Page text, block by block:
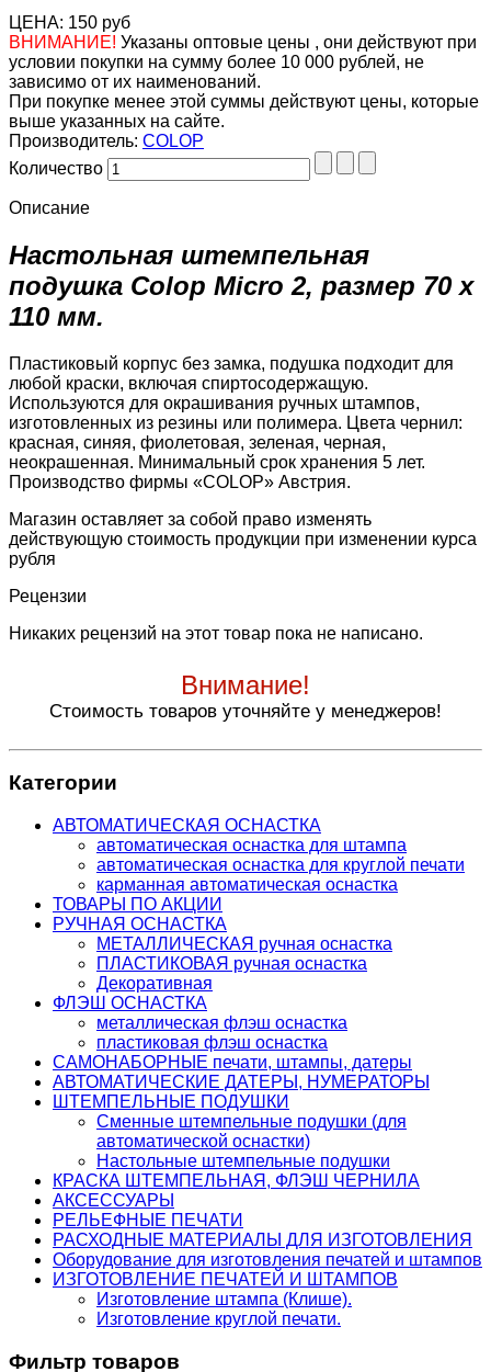
ЦЕНА: 150 руб
ВНИМАНИЕ! Указаны оптовые цены , они действуют при
условии покупки на сумму более 10 000 рублей, не
зависимо от их наименований.
При покупке менее этой суммы действуют цены, которые
выше указанных на сайте.
Производитель: COLOP
Количество
Описание
Настольная штемпельная
подушка Colop Micro 2, размер 70 х
110 мм.
Пластиковый корпус без замка, подушка подходит для
любой краски, включая спиртосодержащую.
Используются для окрашивания ручных штампов,
изготовленных из резины или полимера. Цвета чернил:
красная, синяя, фиолетовая, зеленая, черная,
неокрашенная. Минимальный срок хранения 5 лет.
Производство фирмы «COLOP» Австрия.
Магазин оставляет за собой право изменять
действующую стоимость продукции при изменении курса
рубля
Рецензии
Никаких рецензий на этот товар пока не написано.
Внимание!
Стоимость товаров уточняйте у менеджеров!
Категории
АВТОМАТИЧЕСКАЯ ОСНАСТКА
автоматическая оснастка для штампа
автоматическая оснастка для круглой печати
карманная автоматическая оснастка
ТОВАРЫ ПО АКЦИИ
РУЧНАЯ ОСНАСТКА
МЕТАЛЛИЧЕСКАЯ ручная оснастка
ПЛАСТИКОВАЯ ручная оснастка
Декоративная
ФЛЭШ ОСНАСТКА
металлическая флэш оснастка
пластиковая флэш оснастка
САМОНАБОРНЫЕ печати, штампы, датеры
АВТОМАТИЧЕСКИЕ ДАТЕРЫ, НУМЕРАТОРЫ
ШТЕМПЕЛЬНЫЕ ПОДУШКИ
Сменные штемпельные подушки (для
автоматической оснастки)
Настольные штемпельные подушки
КРАСКА ШТЕМПЕЛЬНАЯ, ФЛЭШ ЧЕРНИЛА
АКСЕССУАРЫ
РЕЛЬЕФНЫЕ ПЕЧАТИ
РАСХОДНЫЕ МАТЕРИАЛЫ ДЛЯ ИЗГОТОВЛЕНИЯ
Оборудование для изготовления печатей и штампов
ИЗГОТОВЛЕНИЕ ПЕЧАТЕЙ И ШТАМПОВ
Изготовление штампа (Клише).
Изготовление круглой печати.
Фильтр товаров